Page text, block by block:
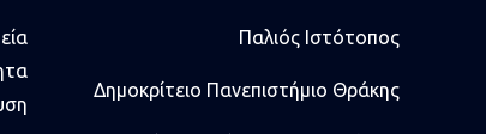
Παλιός Ιστότοπος
Δημοκρίτειο Πανεπιστήμιο Θράκης